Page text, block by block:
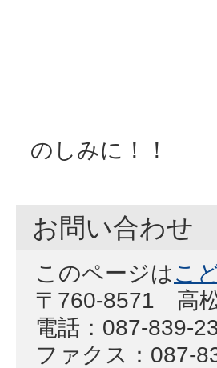
のしみに！！
お問い合わせ
このページはこ
〒760-8571 高
電話：087-839-
ファクス：087-